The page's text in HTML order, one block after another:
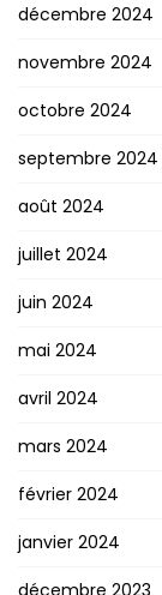
décembre 2024
novembre 2024
octobre 2024
septembre 2024
août 2024
juillet 2024
juin 2024
mai 2024
avril 2024
mars 2024
février 2024
janvier 2024
décembre 2023